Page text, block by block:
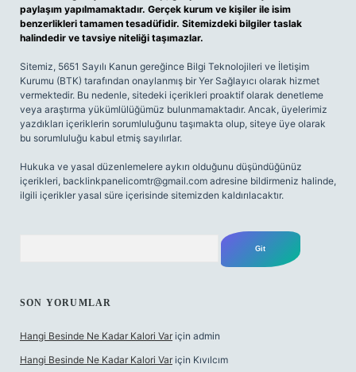
paylaşım yapılmamaktadır. Gerçek kurum ve kişiler ile isim
benzerlikleri tamamen tesadüfidir. Sitemizdeki bilgiler taslak
halindedir ve tavsiye niteliği taşımazlar.
Sitemiz, 5651 Sayılı Kanun gereğince Bilgi Teknolojileri ve İletişim
Kurumu (BTK) tarafından onaylanmış bir Yer Sağlayıcı olarak hizmet
vermektedir. Bu nedenle, sitedeki içerikleri proaktif olarak denetleme
veya araştırma yükümlülüğümüz bulunmamaktadır. Ancak, üyelerimiz
yazdıkları içeriklerin sorumluluğunu taşımakta olup, siteye üye olarak
bu sorumluluğu kabul etmiş sayılırlar.
Hukuka ve yasal düzenlemelere aykırı olduğunu düşündüğünüz
içerikleri, backlinkpanelicomtr@gmail.com adresine bildirmeniz halinde,
ilgili içerikler yasal süre içerisinde sitemizden kaldırılacaktır.
SON YORUMLAR
Hangi Besinde Ne Kadar Kalori Var için admin
Hangi Besinde Ne Kadar Kalori Var için Kıvılcım